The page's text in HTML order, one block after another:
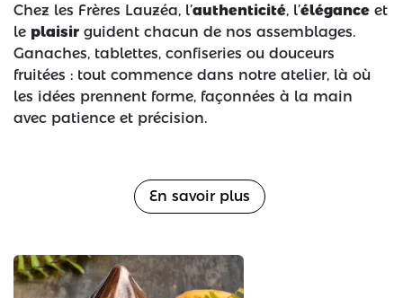
Chez les Frères Lauzéa, l’authenticité, l’élégance et
le plaisir guident chacun de nos assemblages.
Ganaches, tablettes, confiseries ou douceurs
fruitées : tout commence dans notre atelier, là où
les idées prennent forme, façonnées à la main
avec patience et précision.
En savoir plus